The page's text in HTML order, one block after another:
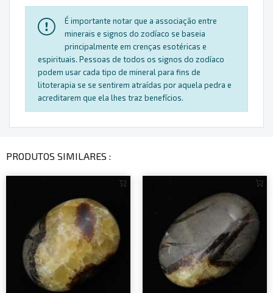
É importante notar que a associação entre
minerais e signos do zodíaco se baseia
principalmente em crenças esotéricas e
espirituais. Pessoas de todos os signos do zodíaco
podem usar cada tipo de mineral para fins de
litoterapia se se sentirem atraídas por aquela pedra e
acreditarem que ela lhes traz benefícios.
PRODUTOS SIMILARES :